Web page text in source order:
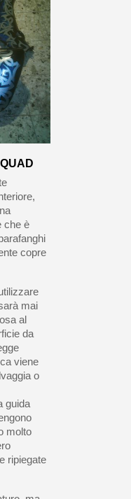
che è
copre
mai
al
da
viene
o
guida
molto
ripiegate